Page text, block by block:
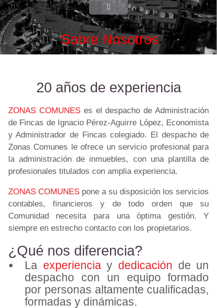
Sobre Nosotros
20 años de experiencia
ZONAS COMUNESes el despacho de Administración
de Fincas de Ignacio Pérez-Aguirre López, Economista
y Administrador de Fincas colegiado. El despacho de
Zonas Comunes le ofrece un servicio profesional para
la administración de inmuebles, con una plantilla de
profesionales titulados con amplia experiencia.
ZONAS COMUNESpone a su disposición los servicios
contables, financieros y de todo orden que su
Comunidad necesita para una óptima gestión. Y
siempre en estrecho contacto con los propietarios.
¿Qué nos diferencia?
La experienciay dedicación de un
despacho con un equipo formado
por personas altamente cualificadas,
formadas y dinámicas.